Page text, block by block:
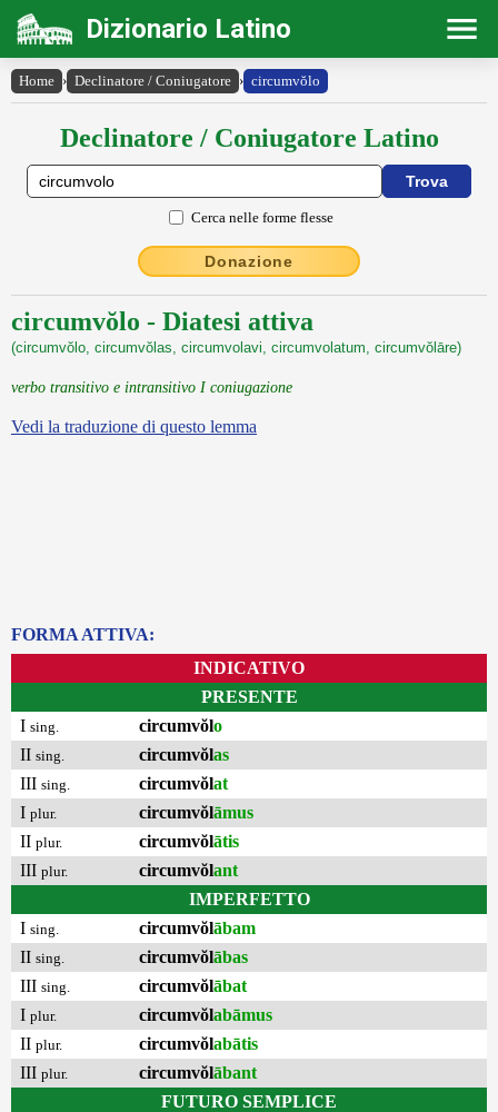
Dizionario Latino
Home › Declinatore / Coniugatore › circumvŏlo
Declinatore / Coniugatore Latino
Cerca nelle forme flesse
Donazione
circumvŏlo - Diatesi attiva
(circumvŏlo, circumvŏlas, circumvolavi, circumvolatum, circumvŏlāre)
verbo transitivo e intransitivo I coniugazione
Vedi la traduzione di questo lemma
FORMA ATTIVA:
INDICATIVO
PRESENTE
I sing. circumvŏlo
II sing. circumvŏlas
III sing. circumvŏlat
I plur. circumvŏlāmus
II plur. circumvŏlātis
III plur. circumvŏlant
IMPERFETTO
I sing. circumvŏlābam
II sing. circumvŏlābas
III sing. circumvŏlābat
I plur. circumvŏlabāmus
II plur. circumvŏlabātis
III plur. circumvŏlābant
FUTURO SEMPLICE